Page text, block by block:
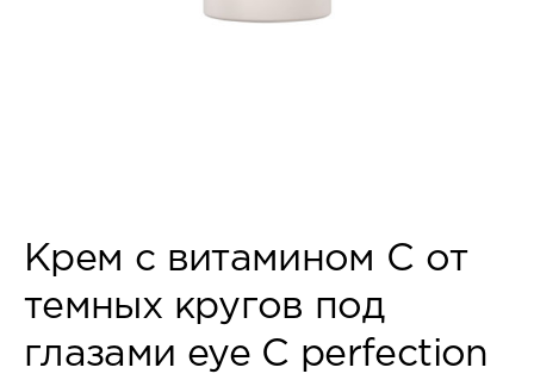
Крем с витамином С от
темных кругов под
глазами eye C perfection